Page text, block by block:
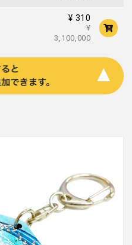
¥ 310
¥
3,100,000